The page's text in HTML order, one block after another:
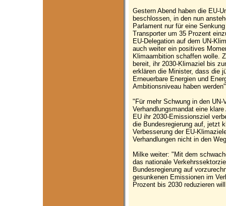
Gestern Abend haben die EU-
beschlossen, in den nun
Parlament nur für eine
Transporter um 35 Prozent
EU-Delegation auf dem UN-
auch weiter ein positives
Klimaambition schaffen wolle.
bereit, ihr 2030-Klimaziel bis
erklären die Minister, dass die
Erneuerbare Energien und
Ambitionsniveau haben
"Für mehr Schwung in den UN-
Verhandlungsmandat eine
EU ihr 2030-Emissionsziel
die Bundesregierung auf, jetzt
Verbesserung der EU-
Verhandlungen nicht in den
Milke weiter: "Mit dem
das nationale
Bundesregierung auf
gesunkenen Emissionen im
Prozent bis 2030 reduzieren